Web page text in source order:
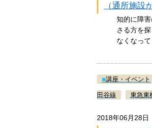
（通所施設
知的に障
さる方を
なくなっ
■講座・イベント
田谷線 東急東
2018年06月28日